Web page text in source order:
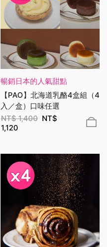
暢銷日本的人氣甜點
【PAO】北海道乳酪4盒組（4
入／盒）口味任選
NT$1,400 NT$
1,120